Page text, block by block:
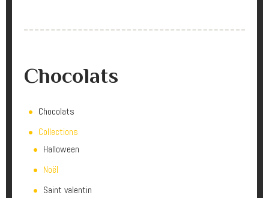
Chocolats
Chocolats
Collections
Halloween
Noël
Saint valentin